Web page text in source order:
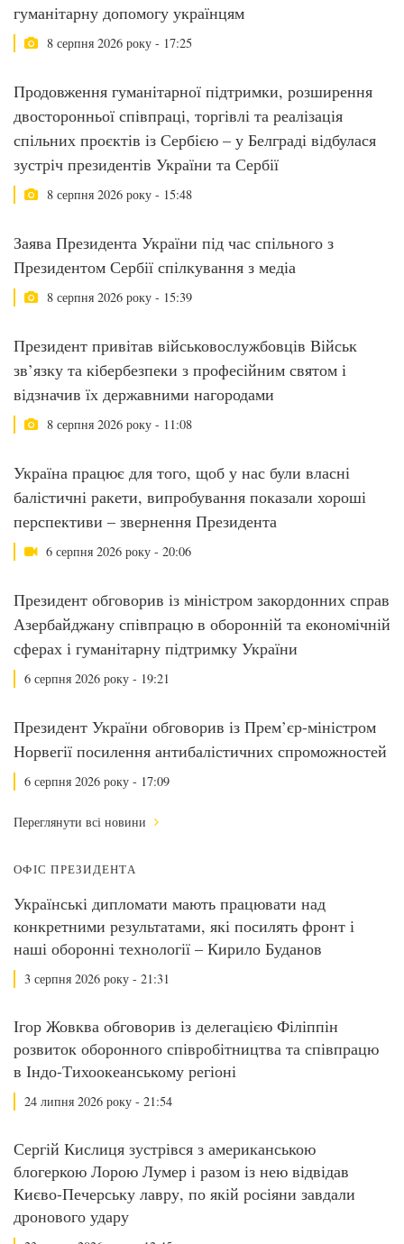
гуманітарну допомогу українцям
8 серпня 2026 року - 17:25
Продовження гуманітарної підтримки, розширення
двосторонньої співпраці, торгівлі та реалізація
спільних проєктів із Сербією – у Белграді відбулася
зустріч президентів України та Сербії
8 серпня 2026 року - 15:48
Заява Президента України під час спільного з
Президентом Сербії спілкування з медіа
8 серпня 2026 року - 15:39
Президент привітав військовослужбовців Військ
зв’язку та кібербезпеки з професійним святом і
відзначив їх державними нагородами
8 серпня 2026 року - 11:08
Україна працює для того, щоб у нас були власні
балістичні ракети, випробування показали хороші
перспективи – звернення Президента
6 серпня 2026 року - 20:06
Президент обговорив із міністром закордонних справ
Азербайджану співпрацю в оборонній та економічній
сферах і гуманітарну підтримку України
6 серпня 2026 року - 19:21
Президент України обговорив із Прем’єр-міністром
Норвегії посилення антибалістичних спроможностей
6 серпня 2026 року - 17:09
Переглянути всі новини
ОФІС ПРЕЗИДЕНТА
Українські дипломати мають працювати над
конкретними результатами, які посилять фронт і
наші оборонні технології – Кирило Буданов
3 серпня 2026 року - 21:31
Ігор Жовква обговорив із делегацією Філіппін
розвиток оборонного співробітництва та співпрацю
в Індо-Тихоокеанському регіоні
24 липня 2026 року - 21:54
Сергій Кислиця зустрівся з американською
блогеркою Лорою Лумер і разом із нею відвідав
Києво-Печерську лавру, по якій росіяни завдали
дронового удару